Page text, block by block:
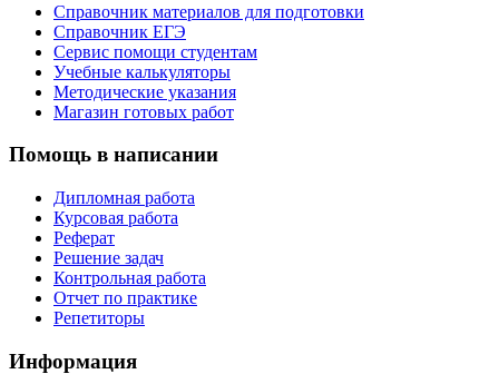
Справочник материалов для подготовки
Справочник ЕГЭ
Сервис помощи студентам
Учебные калькуляторы
Методические указания
Магазин готовых работ
Помощь в написании
Дипломная работа
Курсовая работа
Реферат
Решение задач
Контрольная работа
Отчет по практике
Репетиторы
Информация